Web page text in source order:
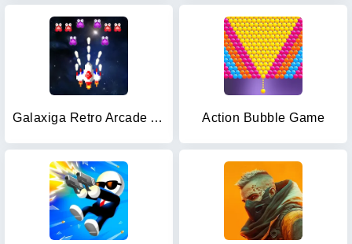
Galaxiga Retro Arcade Action Action Bubble Game